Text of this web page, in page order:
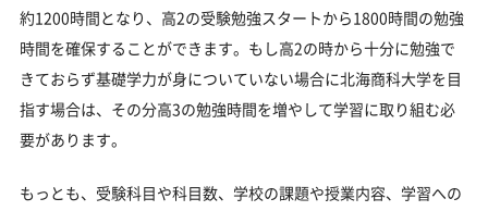
約1200時間となり、高2の受験勉強スタートから1800時間の勉強
時間を確保することができます。もし高2の時から十分に勉強で
きておらず基礎学力が身についていない場合に北海商科大学を目
指す場合は、その分高3の勉強時間を増やして学習に取り組む必
要があります。
もっとも、受験科目や科目数、学校の課題や授業内容、学習への